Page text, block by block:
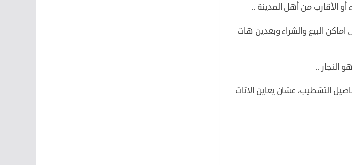
أو الأقارب من أهل المدينة ..
البيع والشراء وبعدين هات
النجار ..
التشطيب، عشان يعاين الاثاث